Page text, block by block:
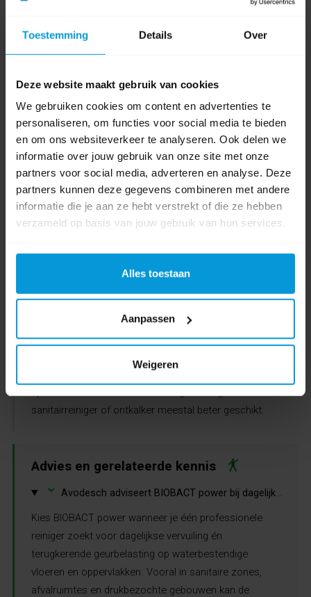
Toestemming Details Over
Deze website maakt gebruik van cookies
We gebruiken cookies om content en advertenties te
personaliseren, om functies voor social media te bieden
en om ons websiteverkeer te analyseren. Ook delen we
informatie over jouw gebruik van onze site met onze
partners voor social media, adverteren en analyse. Deze
partners kunnen deze gegevens combineren met andere
informatie die je aan ze hebt verstrekt of die ze hebben
verzameld op basis van jouw gebruik van hun services.
Alles toestaan
Aanpassen
Weigeren
veiligheidsinformatieblad dat BIOBACT power geen
Welke certificering heeft dit product?
BIOBACT power is EU Ecolabel-gecertificeerd. Cradle to
Cradle is voor dit product niet als productcertificering
meegeteld, omdat er geen bewijs is dat de formule zelf
Cradle to Cradle gecertificeerd is.
Kan ik BIOBACT power combineren met
microvezeldoeken?
voorkom overmatig productgebruik.
Wanneer kies je beter een ander product?
glasreiniger. Voor zware kalkaanslag, roest of
sanitairreiniger of ontkalker meestal beter geschikt.
Advies en gerelateerde kennis
⌄ Avodesch adviseert BIOBACT power bij dagelijkse reiniging met extra aandacht voor geurbeheersing.
Kies BIOBACT power wanneer je één professionele
reiniger zoekt voor dagelijkse vervuiling én
terugkerende geurbelasting op waterbestendige
vloeren en oppervlakken. Vooral in sanitaire zones,
afvalruimtes en drukbezochte gebouwen kan de